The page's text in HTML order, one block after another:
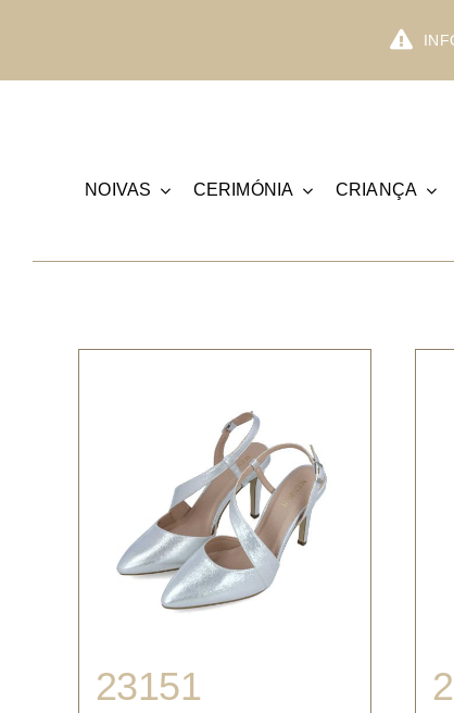
NOIVAS CERIMÓNIA CRIANÇA
23151